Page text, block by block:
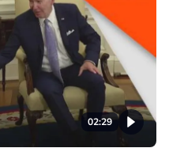
02:29